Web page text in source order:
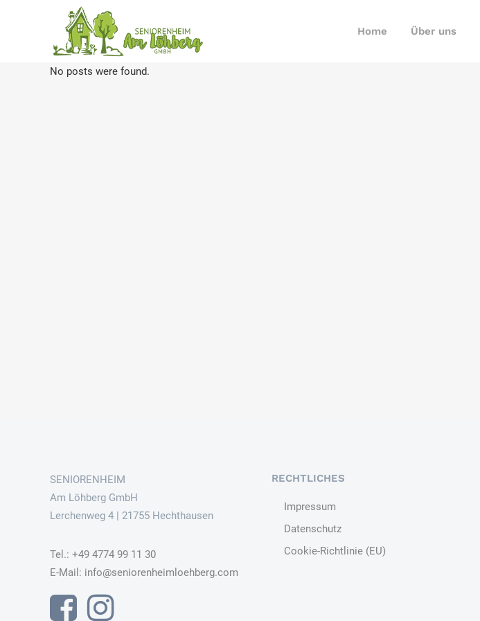
Home Über uns
No posts were found.
SENIORENHEIM
Am Löhberg GmbH
Lerchenweg 4 | 21755 Hechthausen
Tel.: +49 4774 99 11 30
E-Mail: info@seniorenheimloehberg.com
RECHTLICHES
Impressum
Datenschutz
Cookie-Richtlinie (EU)